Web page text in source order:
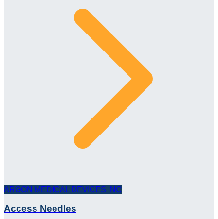
ARGON MEDICAL DEVICES INC
Access Needles